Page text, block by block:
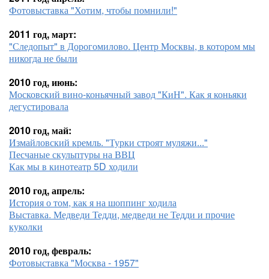
Фотовыставка "Хотим, чтобы помнили!"
2011 год, март:
"Следопыт" в Дорогомилово. Центр Москвы, в котором мы
никогда не были
2010 год, июнь:
Московский вино-коньячный завод "КиН". Как я коньяки
дегустировала
2010 год, май:
Измайловский кремль. "Турки строят муляжи..."
Песчаные скульптуры на ВВЦ
Как мы в кинотеатр 5D ходили
2010 год, апрель:
История о том, как я на шоппинг ходила
Выставка. Медведи Тедди, медведи не Тедди и прочие
куколки
2010 год, февраль:
Фотовыставка "Москва - 1957"